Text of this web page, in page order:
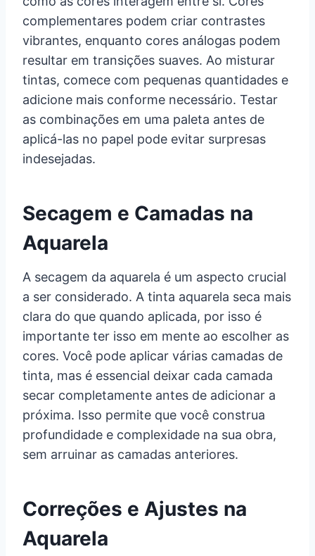
complementares podem criar contrastes
vibrantes, enquanto cores análogas podem
resultar em transições suaves. Ao misturar
tintas, comece com pequenas quantidades e
adicione mais conforme necessário. Testar
as combinações em uma paleta antes de
aplicá-las no papel pode evitar surpresas
indesejadas.
Secagem e Camadas na
Aquarela
A secagem da aquarela é um aspecto crucial
a ser considerado. A tinta aquarela seca mais
clara do que quando aplicada, por isso é
importante ter isso em mente ao escolher as
cores. Você pode aplicar várias camadas de
tinta, mas é essencial deixar cada camada
secar completamente antes de adicionar a
próxima. Isso permite que você construa
profundidade e complexidade na sua obra,
sem arruinar as camadas anteriores.
Correções e Ajustes na
Aquarela